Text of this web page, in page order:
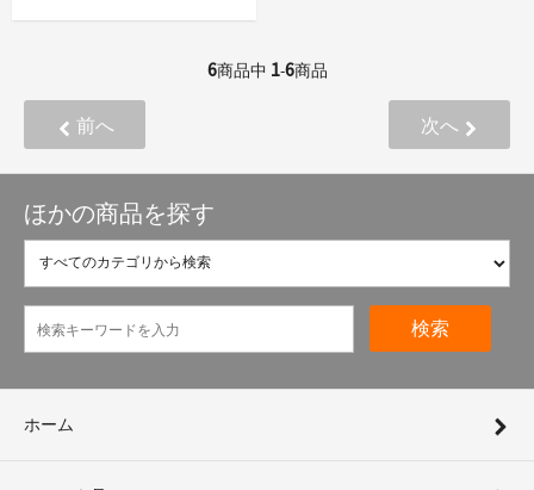
6商品中 1-6商品
前へ 次へ
ほかの商品を探す
検索
ホーム